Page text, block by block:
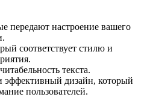
передают настроение вашего
соответствует стилю и
текста.
эффективный дизайн, который
пользователей.